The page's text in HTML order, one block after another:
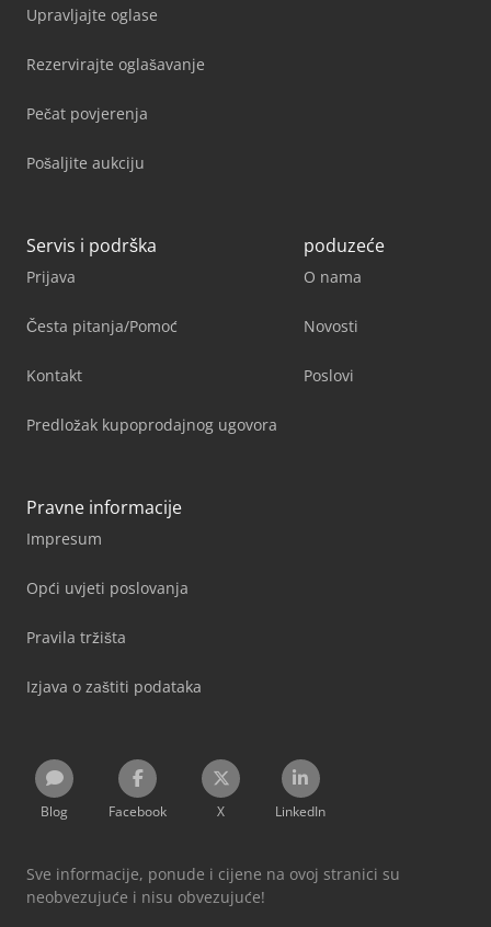
Upravljajte oglase
Rezervirajte oglašavanje
Pečat povjerenja
Pošaljite aukciju
Servis i podrška
Prijava
Česta pitanja/Pomoć
Kontakt
Predložak kupoprodajnog ugovora
poduzeće
O nama
Novosti
Poslovi
Pravne informacije
Impresum
Opći uvjeti poslovanja
Pravila tržišta
Izjava o zaštiti podataka
Blog Facebook X LinkedIn
Sve informacije, ponude i cijene na ovoj stranici su
neobvezujuće i nisu obvezujuće!